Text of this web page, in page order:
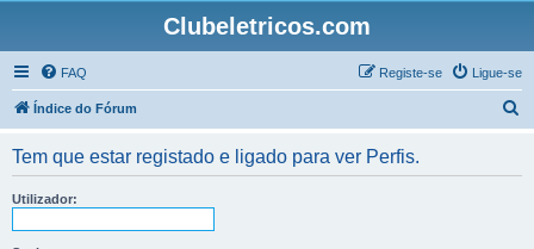
Clubeletricos.com
FAQ Ligue-se
Registe-se
Índice do Fórum
Tem que estar registado e ligado para ver Perfis.
Utilizador: